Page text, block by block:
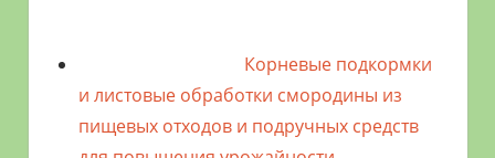
Корневые подкормки
и листовые обработки смородины из
пищевых отходов и подручных средств